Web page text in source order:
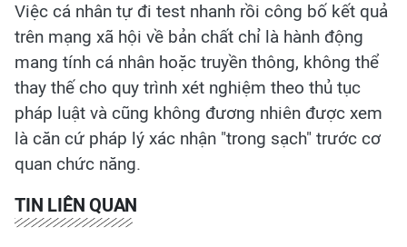
Việc cá nhân tự đi test nhanh rồi công bố kết quả
trên mạng xã hội về bản chất chỉ là hành động
mang tính cá nhân hoặc truyền thông, không thể
thay thế cho quy trình xét nghiệm theo thủ tục
pháp luật và cũng không đương nhiên được xem
là căn cứ pháp lý xác nhận "trong sạch" trước cơ
quan chức năng.
TIN LIÊN QUAN